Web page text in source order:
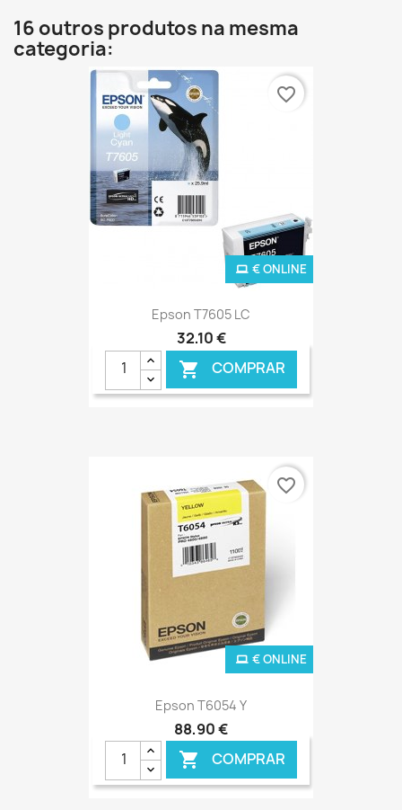
16 outros produtos na mesma
categoria:
Epson T7605 LC
32,10 €
 COMPRAR
€ ONLINE
favorite_border
Epson T6054 Y
88,90 €
 COMPRAR
€ ONLINE
favorite_border